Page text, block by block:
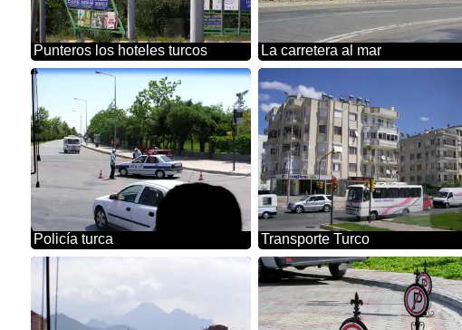
Punteros los hoteles turcos La carretera al mar
Policía turca Transporte Turco